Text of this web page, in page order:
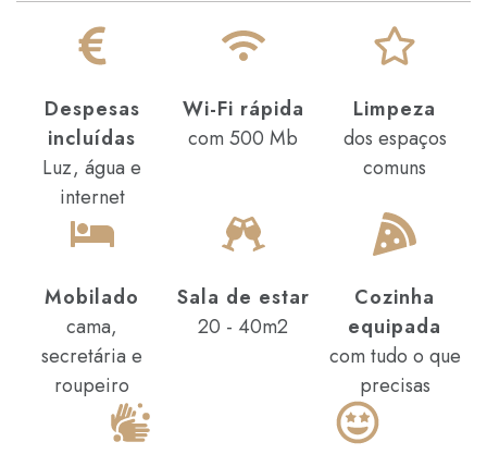
Despesas
incluídas
Luz, água e
internet
Wi-Fi rápida
com 500 Mb
Limpeza
dos espaços
comuns
Mobilado
cama,
secretária e
roupeiro
Sala de estar
20 - 40m2
Cozinha
equipada
com tudo o que
precisas